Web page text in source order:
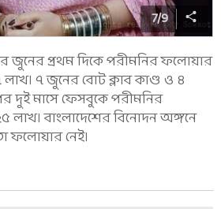
7/9
জুনের প্রথম দিকে পরীমনির ফলোয়ার
৭ জুনের বোট ক্লাব কাণ্ড ও ৪
দুই মাসে ফেসবুকে পরীমনির
লাখ। বাংলাদেশের বিনোদন অঙ্গনে
নেই।